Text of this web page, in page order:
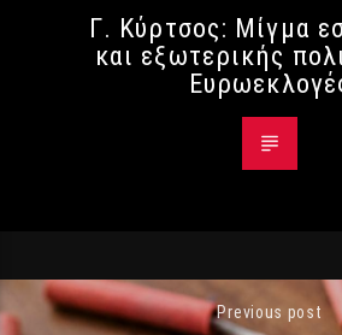
Γ. Κύρτσος: Μίγμα
και εξωτερικής
Previous post